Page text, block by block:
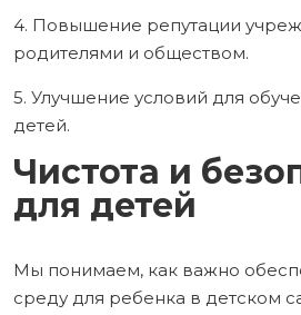
4. Повышение репутации
родителями и обществом.
5. Улучшение условий для
детей.
Чистота и
для детей
Мы понимаем, как важно
среду для ребенка в детском